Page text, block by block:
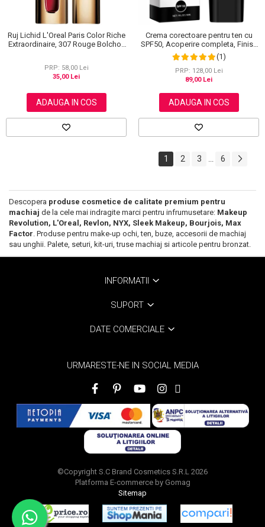
Ruj Lichid L'Oreal Paris Color Riche
Extraordinaire, 307 Rouge Bolchoi,
PRP: 58,00 Lei
35,00 Lei
ADAUGA IN COS
Crema corectoare pentru ten cu
SPF50, Acoperire completa, Finish
mat, Rezistenta, Anti Roseata, CC
Cream Sefudun, 30 ml
(1)
PRP: 128,00 Lei
89,00 Lei
ADAUGA IN COS
1 2 3 6
Descopera produse cosmetice de calitate premium pentru
machiaj de la cele mai indragite marci pentru infrumusetare: Makeup
Revolution, L'Oreal, Revlon, NYX, Sleek Makeup, Bourjois, Max
Factor . Produse pentru make-up ochi, ten, buze, accesorii de machiaj
sau unghii. Palete, seturi, kit-uri, truse machiaj si articole pentru bronzat.
INFORMATII
SUPORT
DATE COMERCIALE
URMARESTE-NE IN SOCIAL MEDIA
©Copyright S.C Brand Cosmetics S.R.L 2026
Platforma E-commerce by Gomag
Sitemap